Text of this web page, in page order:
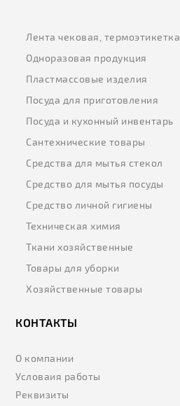
Лента чековая, термоэтикетка
Одноразовая продукция
Пластмассовые изделия
Посуда для приготовления
Посуда и кухонный инвентарь
Сантехнические товары
Средства для мытья стекол
Средство для мытья посуды
Средство личной гигиены
Техническая химия
Ткани хозяйственные
Товары для уборки
Хозяйственные товары
КОНТАКТЫ
О компании
Условаия работы
Реквизиты